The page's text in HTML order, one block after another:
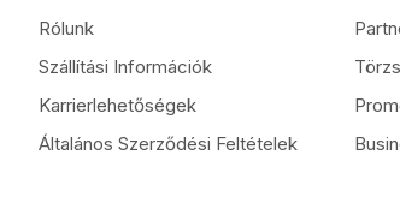
Rólunk
Szállítási Információk
Karrierlehetőségek
Általános Szerződési Feltételek